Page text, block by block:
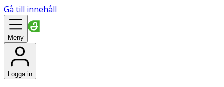
Gå till innehåll
Meny
Logga in